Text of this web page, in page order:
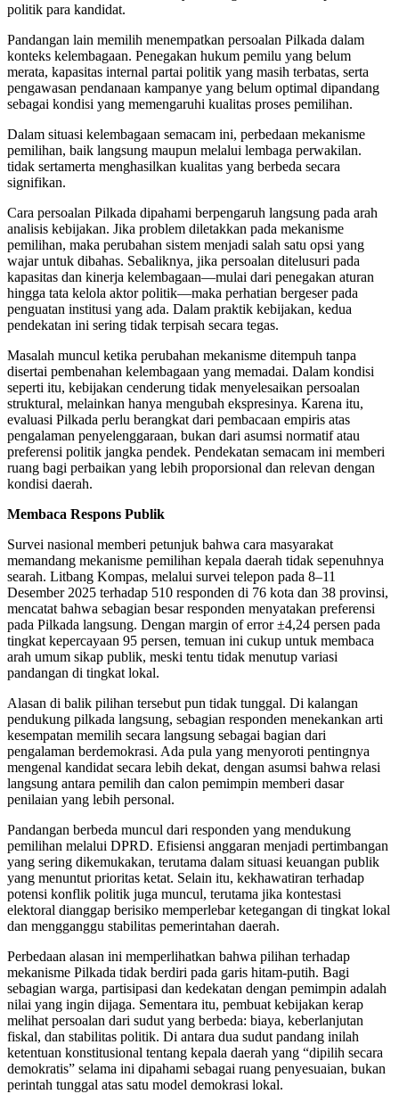
politik para kandidat.
Pandangan lain memilih menempatkan persoalan Pilkada dalam
konteks kelembagaan. Penegakan hukum pemilu yang belum
merata, kapasitas internal partai politik yang masih terbatas, serta
pengawasan pendanaan kampanye yang belum optimal dipandang
sebagai kondisi yang memengaruhi kualitas proses pemilihan.
Dalam situasi kelembagaan semacam ini, perbedaan mekanisme
pemilihan, baik langsung maupun melalui lembaga perwakilan.
tidak sertamerta menghasilkan kualitas yang berbeda secara
signifikan.
Cara persoalan Pilkada dipahami berpengaruh langsung pada arah
analisis kebijakan. Jika problem diletakkan pada mekanisme
pemilihan, maka perubahan sistem menjadi salah satu opsi yang
wajar untuk dibahas. Sebaliknya, jika persoalan ditelusuri pada
kapasitas dan kinerja kelembagaan—mulai dari penegakan aturan
hingga tata kelola aktor politik—maka perhatian bergeser pada
penguatan institusi yang ada. Dalam praktik kebijakan, kedua
pendekatan ini sering tidak terpisah secara tegas.
Masalah muncul ketika perubahan mekanisme ditempuh tanpa
disertai pembenahan kelembagaan yang memadai. Dalam kondisi
seperti itu, kebijakan cenderung tidak menyelesaikan persoalan
struktural, melainkan hanya mengubah ekspresinya. Karena itu,
evaluasi Pilkada perlu berangkat dari pembacaan empiris atas
pengalaman penyelenggaraan, bukan dari asumsi normatif atau
preferensi politik jangka pendek. Pendekatan semacam ini memberi
ruang bagi perbaikan yang lebih proporsional dan relevan dengan
kondisi daerah.
Membaca Respons Publik
Survei nasional memberi petunjuk bahwa cara masyarakat
memandang mekanisme pemilihan kepala daerah tidak sepenuhnya
searah. Litbang Kompas, melalui survei telepon pada 8–11
Desember 2025 terhadap 510 responden di 76 kota dan 38 provinsi,
mencatat bahwa sebagian besar responden menyatakan preferensi
pada Pilkada langsung. Dengan margin of error ±4,24 persen pada
tingkat kepercayaan 95 persen, temuan ini cukup untuk membaca
arah umum sikap publik, meski tentu tidak menutup variasi
pandangan di tingkat lokal.
Alasan di balik pilihan tersebut pun tidak tunggal. Di kalangan
pendukung pilkada langsung, sebagian responden menekankan arti
kesempatan memilih secara langsung sebagai bagian dari
pengalaman berdemokrasi. Ada pula yang menyoroti pentingnya
mengenal kandidat secara lebih dekat, dengan asumsi bahwa relasi
langsung antara pemilih dan calon pemimpin memberi dasar
penilaian yang lebih personal.
Pandangan berbeda muncul dari responden yang mendukung
pemilihan melalui DPRD. Efisiensi anggaran menjadi pertimbangan
yang sering dikemukakan, terutama dalam situasi keuangan publik
yang menuntut prioritas ketat. Selain itu, kekhawatiran terhadap
potensi konflik politik juga muncul, terutama jika kontestasi
elektoral dianggap berisiko memperlebar ketegangan di tingkat lokal
dan mengganggu stabilitas pemerintahan daerah.
Perbedaan alasan ini memperlihatkan bahwa pilihan terhadap
mekanisme Pilkada tidak berdiri pada garis hitam-putih. Bagi
sebagian warga, partisipasi dan kedekatan dengan pemimpin adalah
nilai yang ingin dijaga. Sementara itu, pembuat kebijakan kerap
melihat persoalan dari sudut yang berbeda: biaya, keberlanjutan
fiskal, dan stabilitas politik. Di antara dua sudut pandang inilah
ketentuan konstitusional tentang kepala daerah yang “dipilih secara
demokratis” selama ini dipahami sebagai ruang penyesuaian, bukan
perintah tunggal atas satu model demokrasi lokal.